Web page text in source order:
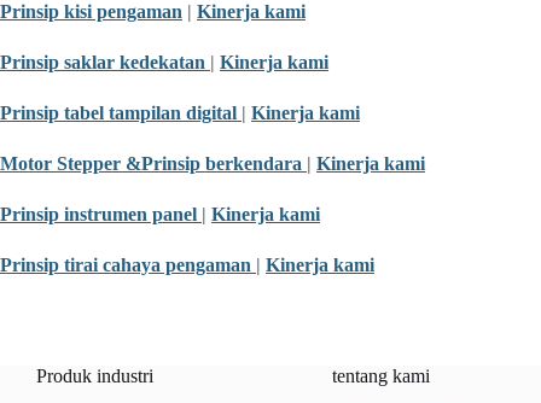
Prinsip kisi pengaman | Kinerja kami
Prinsip saklar kedekatan | Kinerja kami
Prinsip tabel tampilan digital | Kinerja kami
Motor Stepper &Prinsip berkendara | Kinerja kami
Prinsip instrumen panel | Kinerja kami
Prinsip tirai cahaya pengaman | Kinerja kami
Produk industri
tentang kami